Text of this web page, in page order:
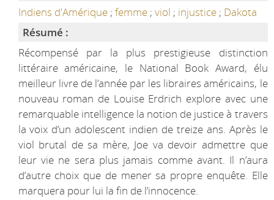
Indiens d'Amérique ; femme ; viol ; injustice ; Dakota
Résumé :
Récompensé par la plus prestigieuse distinction
littéraire américaine, le National Book Award, élu
meilleur livre de l’année par les libraires américains, le
nouveau roman de Louise Erdrich explore avec une
remarquable intelligence la notion de justice à travers
la voix d’un adolescent indien de treize ans. Après le
viol brutal de sa mère, Joe va devoir admettre que
leur vie ne sera plus jamais comme avant. Il n’aura
d’autre choix que de mener sa propre enquête. Elle
marquera pour lui la fin de l’innocence.